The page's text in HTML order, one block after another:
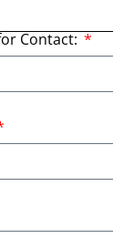
Contact: